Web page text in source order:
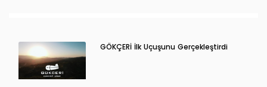
GÖKÇERİ İlk Uçuşunu Gerçekleştirdi